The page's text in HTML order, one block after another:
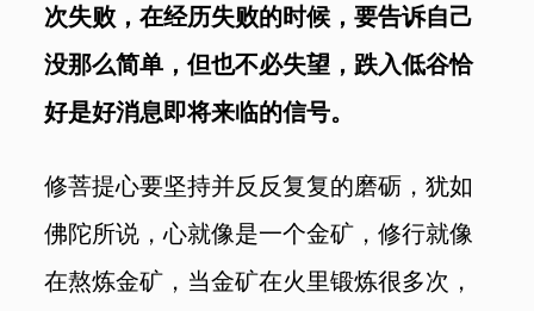
次失败，在经历失败的时候，要告诉自己
没那么简单，但也不必失望，跌入低谷恰
好是好消息即将来临的信号。
修菩提心要坚持并反反复复的磨砺，犹如
佛陀所说，心就像是一个金矿，修行就像
在熬炼金矿，当金矿在火里锻炼很多次，